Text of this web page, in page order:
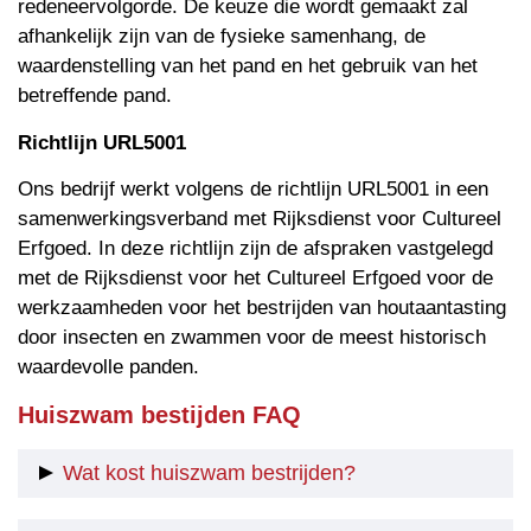
redeneervolgorde. De keuze die wordt gemaakt zal
afhankelijk zijn van de fysieke samenhang, de
waardenstelling van het pand en het gebruik van het
betreffende pand.
Richtlijn URL5001
Ons bedrijf werkt volgens de richtlijn URL5001 in een
samenwerkingsverband met Rijksdienst voor Cultureel
Erfgoed. In deze richtlijn zijn de afspraken vastgelegd
met de Rijksdienst voor het Cultureel Erfgoed voor de
werkzaamheden voor het bestrijden van houtaantasting
door insecten en zwammen voor de meest historisch
waardevolle panden.
Huiszwam bestijden FAQ
Wat kost huiszwam bestrijden?